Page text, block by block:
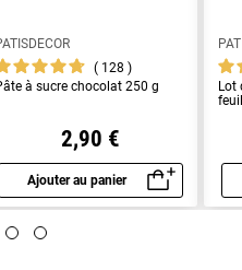
128
à sucre chocolat 250 g
2,90 €
Ajouter au panier
Aperçu rapide
Lot